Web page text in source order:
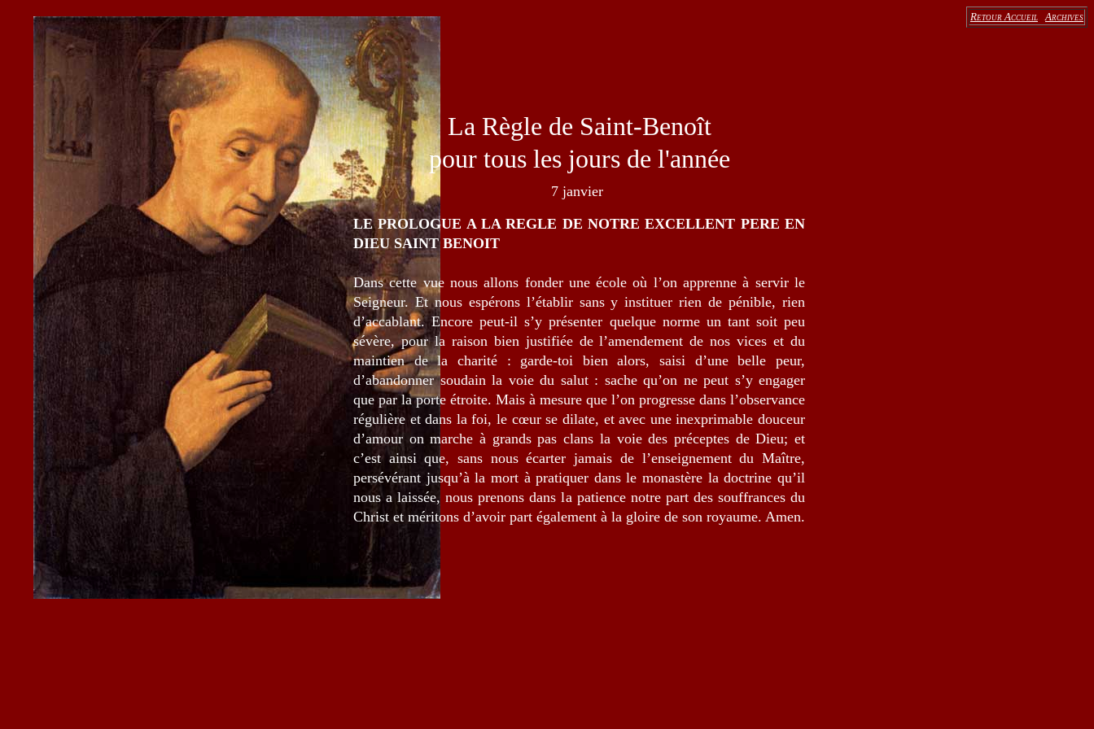
Retour Accueil Archives
La Règle de Saint-Benoît
pour tous les jours de l'année
7 janvier
LE PROLOGUE A LA REGLE DE NOTRE EXCELLENT PERE EN
DIEU SAINT BENOIT
Dans cette vue nous allons fonder une école où l’on apprenne à servir le
Seigneur. Et nous espérons l’établir sans y instituer rien de pénible, rien
d’accablant. Encore peut-il s’y présenter quelque norme un tant soit peu
sévère, pour la raison bien justifiée de l’amendement de nos vices et du
maintien de la charité : garde-toi bien alors, saisi d’une belle peur,
d’abandonner soudain la voie du salut : sache qu’on ne peut s’y engager
que par la porte étroite. Mais à mesure que l’on progresse dans l’observance
régulière et dans la foi, le cœur se dilate, et avec une inexprimable douceur
d’amour on marche à grands pas clans la voie des préceptes de Dieu; et
c’est ainsi que, sans nous écarter jamais de l’enseignement du Maître,
persévérant jusqu’à la mort à pratiquer dans le monastère la doctrine qu’il
nous a laissée, nous prenons dans la patience notre part des souffrances du
Christ et méritons d’avoir part également à la gloire de son royaume. Amen.